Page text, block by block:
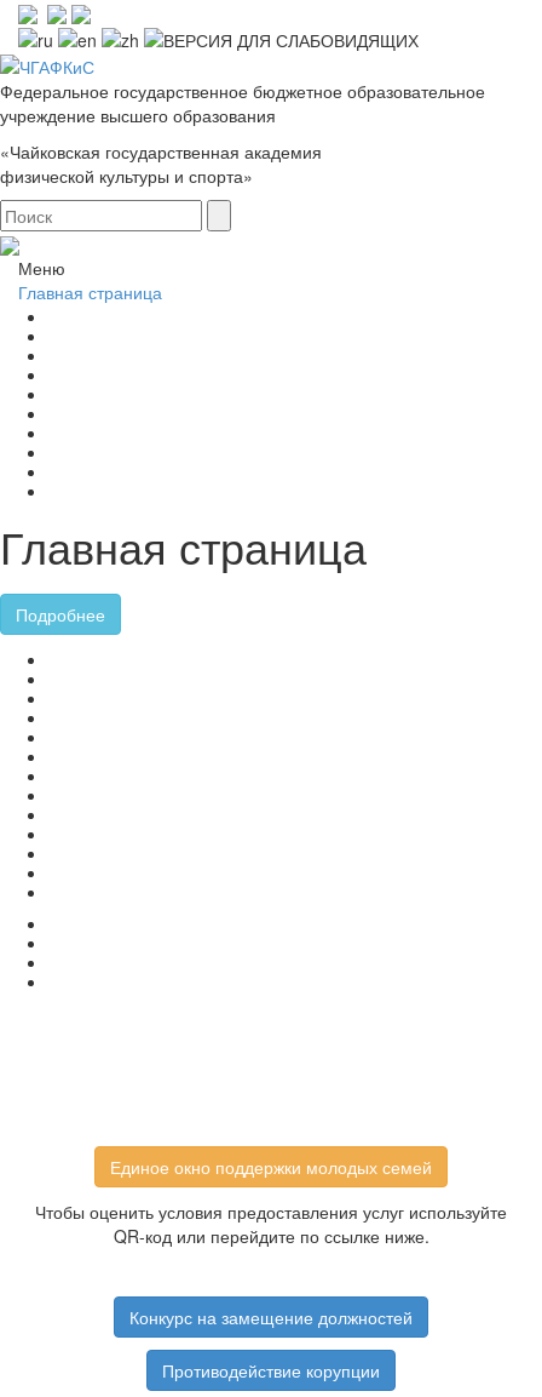
Федеральное государственное бюджетное образовательное
учреждение высшего образования
«Чайковская государственная академия
физической культуры и спорта»
Меню
Главная страница
Главная страница
Подробнее
Единое окно поддержки молодых семей
Чтобы оценить условия предоставления услуг используйте
QR-код или перейдите по ссылке ниже.
Конкурс на замещение должностей
Противодействие корупции